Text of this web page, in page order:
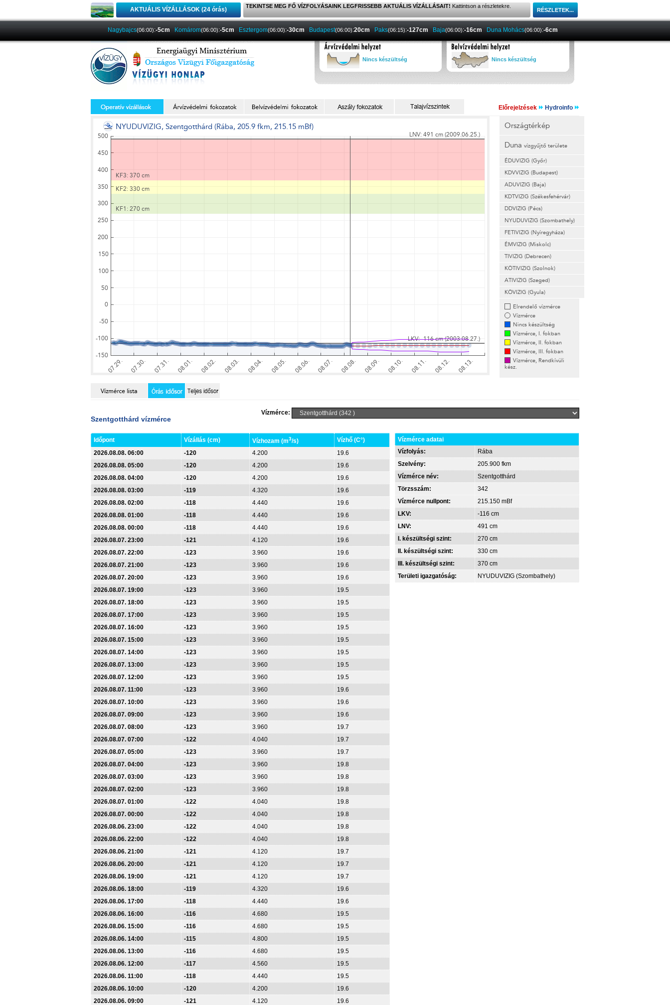
AKTUÁLIS VÍZÁLLÁSOK (24 órás) TEKINTSE MEG FŐ VÍZFOLYÁSAINK LEGFRISSEBB AKTUÁLIS VÍZÁLLÁSAIT! Kattintson a részletekre.
Nagybajcs(06:00):-5cm Komárom(06:00):-5cm Esztergom(06:00):-30cm Budapest(06:00):20cm Paks(06:15):-127cm Baja(06:00):-16cm Duna Mohács(06:00):-6cm
Nincs készültség Nincs készültség
Előrejelzések Hydroinfo
Országtérkép
Duna vízgyűjtő területe
ÉDUVIZIG (Győr)
KDVVIZIG (Budapest)
ADUVIZIG (Baja)
KDTVIZIG (Székesfehérvár)
DDVIZIG (Pécs)
NYUDUVIZIG (Szombathely)
FETIVIZIG (Nyíregyháza)
ÉMVIZIG (Miskolc)
TIVIZIG (Debrecen)
KÖTIVIZIG (Szolnok)
ATIVIZIG (Szeged)
KÖVIZIG (Gyula)
Elrendelő vízmérce
Vízmérce
Nincs készültség
Vízmérce, I. fokban
Vízmérce, II. fokban
Vízmérce, III. fokban
Vízmérce, Rendkívüli
kész.
Vízmérce:
Szentgotthárd vízmérce
Időpont Vízállás (cm) Vízhozam (m3/s)
Vízhő (C°)
2026.08.08. 06:00
-120 4.200
19.6
2026.08.08. 05:00
-120 4.200
19.6
2026.08.08. 04:00
-120 4.200
19.6
2026.08.08. 03:00
-119 4.320
19.6
2026.08.08. 02:00
-118 4.440
19.6
2026.08.08. 01:00
-118 4.440
19.6
2026.08.08. 00:00
-118 4.440
19.6
2026.08.07. 23:00
-121 4.120
19.6
2026.08.07. 22:00
-123 3.960
19.6
2026.08.07. 21:00
-123 3.960
19.6
2026.08.07. 20:00
-123 3.960
19.6
2026.08.07. 19:00
-123 3.960
19.5
2026.08.07. 18:00
-123 3.960
19.5
2026.08.07. 17:00
-123 3.960
19.5
2026.08.07. 16:00
-123 3.960
19.5
2026.08.07. 15:00
-123 3.960
19.5
2026.08.07. 14:00
-123 3.960
19.5
2026.08.07. 13:00
-123 3.960
19.5
2026.08.07. 12:00
-123 3.960
19.5
2026.08.07. 11:00
-123 3.960
19.6
2026.08.07. 10:00
-123 3.960
19.6
2026.08.07. 09:00
-123 3.960
19.6
2026.08.07. 08:00
-123 3.960
19.7
2026.08.07. 07:00
-122 4.040
19.7
2026.08.07. 05:00
-123 3.960
19.7
2026.08.07. 04:00
-123 3.960
19.8
2026.08.07. 03:00
-123 3.960
19.8
2026.08.07. 02:00
-123 3.960
19.8
2026.08.07. 01:00
-122 4.040
19.8
2026.08.07. 00:00
-122 4.040
19.8
2026.08.06. 23:00
-122 4.040
19.8
2026.08.06. 22:00
-122 4.040
19.8
2026.08.06. 21:00
-121 4.120
19.7
2026.08.06. 20:00
-121 4.120
19.7
2026.08.06. 19:00
-121 4.120
19.7
2026.08.06. 18:00
-119 4.320
19.6
2026.08.06. 17:00
-118 4.440
19.6
2026.08.06. 16:00
-116 4.680
19.5
2026.08.06. 15:00
-116 4.680
19.5
2026.08.06. 14:00
-115 4.800
19.5
2026.08.06. 13:00
-116 4.680
19.5
2026.08.06. 12:00
-117 4.560
19.5
2026.08.06. 11:00
-118 4.440
19.5
2026.08.06. 10:00
-120 4.200
19.6
2026.08.06. 09:00
-121 4.120
19.6
Vízmérce adatai
Vízfolyás:
Rába
Szelvény:
205.900 fkm
Vízmérce név:
Szentgotthárd
Törzsszám:
342
Vízmérce nullpont:
215.150 mBf
LKV:
-116 cm
LNV:
491 cm
I. készültségi szint:
270 cm
II. készültségi szint:
330 cm
III. készültségi szint:
370 cm
Területi igazgatóság:
NYUDUVIZIG (Szombathely)